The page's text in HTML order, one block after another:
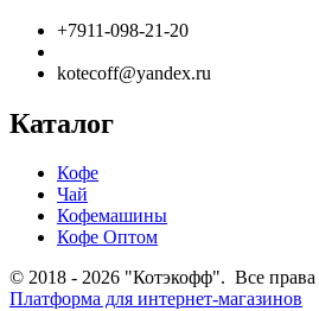
+7911-098-21-20
kotecoff@yandex.ru
Каталог
Кофе
Чай
Кофемашины
Кофе Оптом
© 2018 - 2026 "Котэкофф". Все
Платформа для интернет-магазинов